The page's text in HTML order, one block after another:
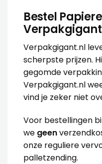
Bestel
Verpakgigant.nl
scherpste prijzen.
gegomde
Verpakgigant.nl
vind je zeker niet
Voor bestellingen
we geen
onze reguliere
palletzending.